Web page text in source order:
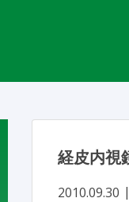
経皮内視
2010.09.30